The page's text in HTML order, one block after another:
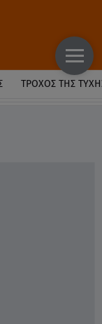
ΤΡΟΧΌΣ ΤΗΣ